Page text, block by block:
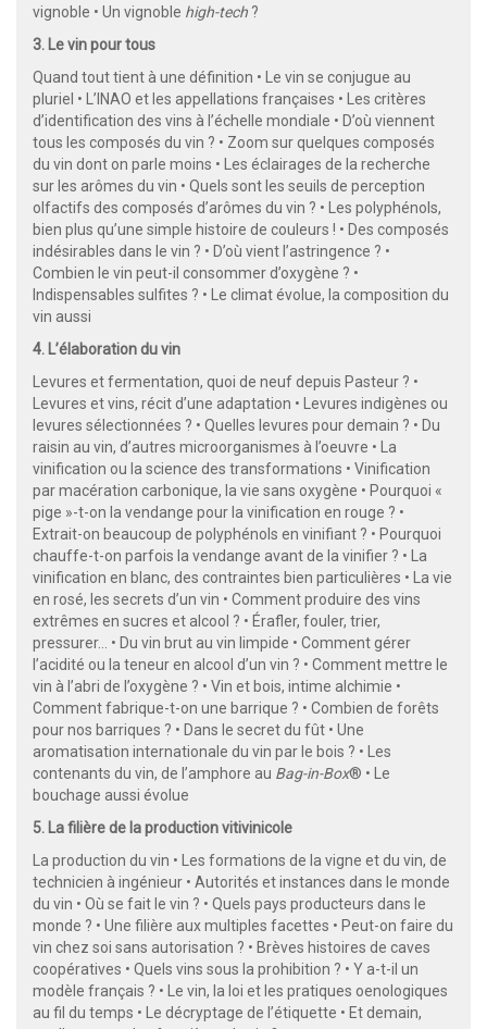
vignoble • Un vignoble high-tech ?
3. Le vin pour tous
Quand tout tient à une définition • Le vin se conjugue au
pluriel • L’INAO et les appellations françaises • Les critères
d’identification des vins à l’échelle mondiale • D’où viennent
tous les composés du vin ? • Zoom sur quelques composés
du vin dont on parle moins • Les éclairages de la recherche
sur les arômes du vin • Quels sont les seuils de perception
olfactifs des composés d’arômes du vin ? • Les polyphénols,
bien plus qu’une simple histoire de couleurs ! • Des composés
indésirables dans le vin ? • D’où vient l’astringence ? •
Combien le vin peut-il consommer d’oxygène ? •
Indispensables sulfites ? • Le climat évolue, la composition du
vin aussi
4. L’élaboration du vin
Levures et fermentation, quoi de neuf depuis Pasteur ? •
Levures et vins, récit d’une adaptation • Levures indigènes ou
levures sélectionnées ? • Quelles levures pour demain ? • Du
raisin au vin, d’autres microorganismes à l’oeuvre • La
vinification ou la science des transformations • Vinification
par macération carbonique, la vie sans oxygène • Pourquoi «
pige »-t-on la vendange pour la vinification en rouge ? •
Extrait-on beaucoup de polyphénols en vinifiant ? • Pourquoi
chauffe-t-on parfois la vendange avant de la vinifier ? • La
vinification en blanc, des contraintes bien particulières • La vie
en rosé, les secrets d’un vin • Comment produire des vins
extrêmes en sucres et alcool ? • Érafler, fouler, trier,
pressurer… • Du vin brut au vin limpide • Comment gérer
l’acidité ou la teneur en alcool d’un vin ? • Comment mettre le
vin à l’abri de l’oxygène ? • Vin et bois, intime alchimie •
Comment fabrique-t-on une barrique ? • Combien de forêts
pour nos barriques ? • Dans le secret du fût • Une
aromatisation internationale du vin par le bois ? • Les
contenants du vin, de l’amphore au Bag-in-Box® • Le
bouchage aussi évolue
5. La filière de la production vitivinicole
La production du vin • Les formations de la vigne et du vin, de
technicien à ingénieur • Autorités et instances dans le monde
du vin • Où se fait le vin ? • Quels pays producteurs dans le
monde ? • Une filière aux multiples facettes • Peut-on faire du
vin chez soi sans autorisation ? • Brèves histoires de caves
coopératives • Quels vins sous la prohibition ? • Y a-t-il un
modèle français ? • Le vin, la loi et les pratiques oenologiques
au fil du temps • Le décryptage de l’étiquette • Et demain,